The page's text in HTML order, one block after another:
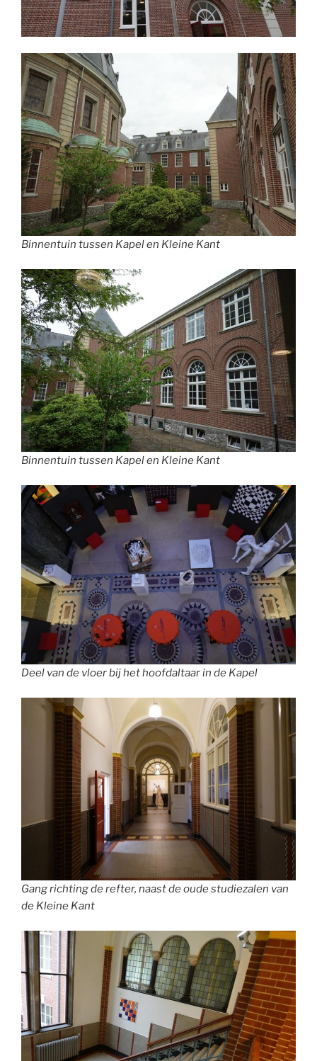
Binnentuin tussen Kapel en Kleine Kant
Binnentuin tussen Kapel en Kleine Kant
Deel van de vloer bij het hoofdaltaar in de Kapel
Gang richting de refter, naast de oude studiezalen van
de Kleine Kant